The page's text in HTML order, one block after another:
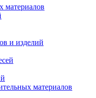
материалов
и изделий
материалов